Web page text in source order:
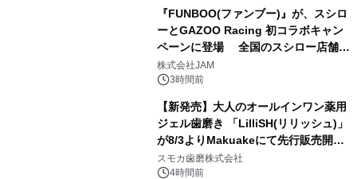
『FUNBOO(ファンブー)』が、スシロ
ーとGAZOO Racing 初コラボキャン
ペーンに登場 全国のスシロー店舗で
GR 4車種の FUNBOO(ミニカー)付き
メニューが展開されます
株式会社JAM
3時間前
【新発売】大人のオールインワン薬用
ジェル歯磨き 「LilliSH(リリッシュ)」
が8/3よりMakuakeにて先行販売開
始！
スモカ歯磨株式会社
4時間前